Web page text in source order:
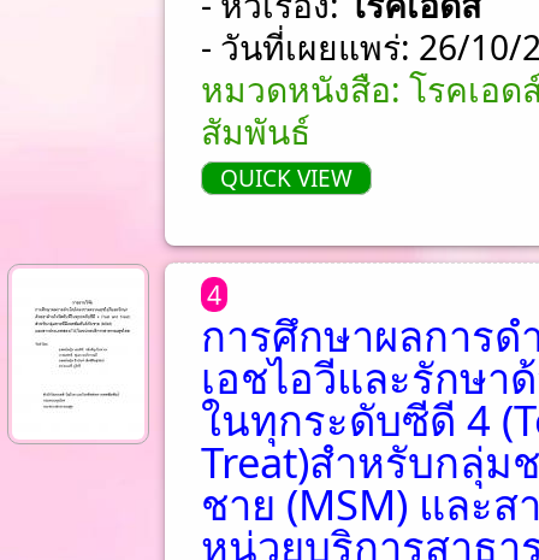
- วันที่เผยแพร่: 26/10/
หมวดหนังสือ: โรคเอด
สัมพันธ์
QUICK VIEW
4
การศึกษาผลการด
เอชไอวีและรักษา
ในทุกระดับซีดี 4
Treat)สำหรับกลุ่
ชาย (MSM) และส
หน่วยบริการสาธ